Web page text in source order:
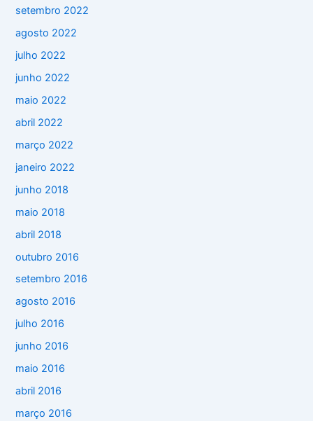
setembro 2022
agosto 2022
julho 2022
junho 2022
maio 2022
abril 2022
março 2022
janeiro 2022
junho 2018
maio 2018
abril 2018
outubro 2016
setembro 2016
agosto 2016
julho 2016
junho 2016
maio 2016
abril 2016
março 2016